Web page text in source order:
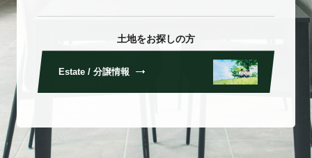
土地をお探しの方
Estate / 分譲情報